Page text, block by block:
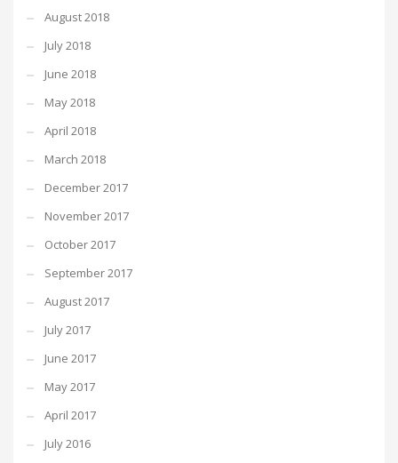
August 2018
July 2018
June 2018
May 2018
April 2018
March 2018
December 2017
November 2017
October 2017
September 2017
August 2017
July 2017
June 2017
May 2017
April 2017
July 2016